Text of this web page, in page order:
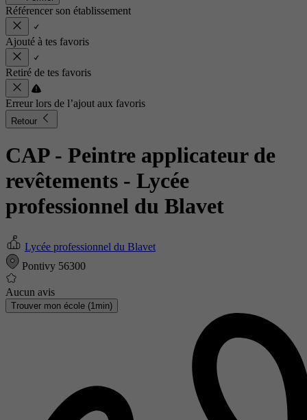
Référencer son établissement
Ajouté à tes favoris
Retiré de tes favoris
Erreur lors de l’ajout aux favoris
Retour
CAP - Peintre applicateur de
revêtements - Lycée
professionnel du Blavet
Lycée professionnel du Blavet
Pontivy 56300
Aucun avis
Trouver mon école (1min)